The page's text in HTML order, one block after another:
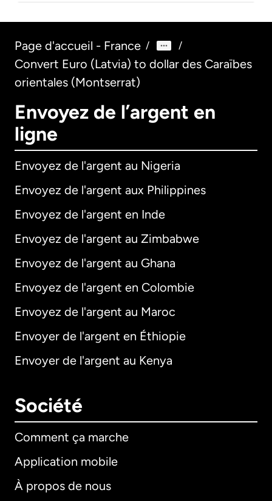
Page d'accueil - France / /
Convert Euro (Latvia) to dollar des Caraïbes
orientales (Montserrat)
Envoyez de l’argent en
ligne
Envoyez de l'argent au Nigeria
Envoyez de l'argent aux Philippines
Envoyez de l'argent en Inde
Envoyez de l'argent au Zimbabwe
Envoyez de l'argent au Ghana
Envoyez de l'argent en Colombie
Envoyez de l'argent au Maroc
Envoyer de l'argent en Éthiopie
Envoyer de l'argent au Kenya
Société
Comment ça marche
Application mobile
À propos de nous